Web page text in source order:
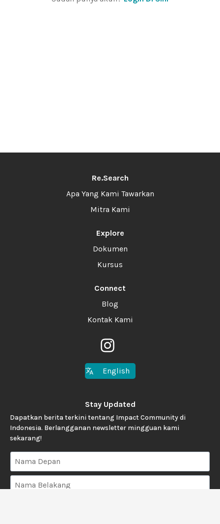
Re.Search
Apa Yang Kami Tawarkan
Mitra Kami
Explore
Dokumen
Kursus
Connect
Blog
Kontak Kami
English
Stay Updated
Dapatkan berita terkini tentang Impact Community di
Indonesia. Berlangganan newsletter mingguan kami
sekarang!